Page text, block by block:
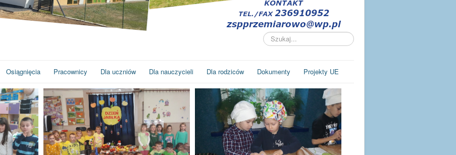
Szukaj...
Osiągnięcia Pracownicy Dla uczniów Dla nauczycieli Dla rodziców Dokumenty Projekty UE